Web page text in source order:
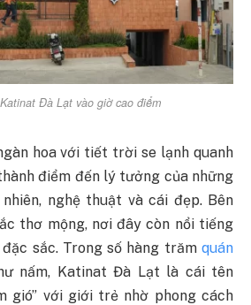
Đà Lạt vào giờ cao điểm
hoa với tiết trời se lạnh quanh
điểm đến lý tưởng của những
nghệ thuật và cái đẹp. Bên
thơ mộng, nơi đây còn nổi tiếng
sắc. Trong số hàng trăm quán
nấm, Katinat Đà Lạt là cái tên
gió” với giới trẻ nhờ phong cách